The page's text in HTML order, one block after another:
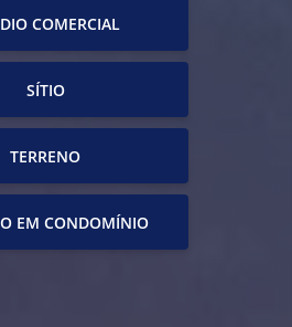
COMERCIAL
SÍTIO
TERRENO
EM CONDOMÍNIO